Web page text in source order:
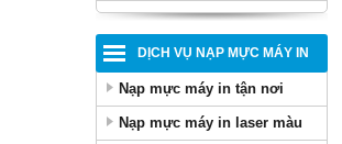
DỊCH VỤ NẠP MỰC MÁY IN
Nạp mực máy in tận nơi
Nạp mực máy in laser màu